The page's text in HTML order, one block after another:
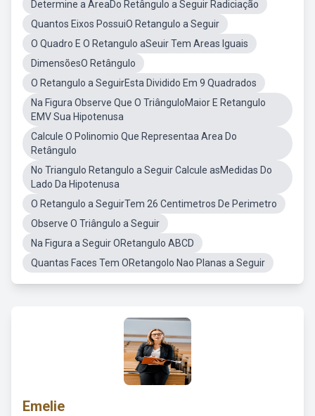
Determine a ÁreaDo Retângulo a Seguir Radiciação
Quantos Eixos PossuiO Retangulo a Seguir
O Quadro E O Retangulo aSeuir Tem Areas Iguais
DimensõesO Retângulo
O Retangulo a SeguirEsta Dividido Em 9 Quadrados
Na Figura Observe Que O TriânguloMaior E Retangulo
EMV Sua Hipotenusa
Calcule O Polinomio Que Representaa Area Do
Retângulo
No Triangulo Retangulo a Seguir Calcule asMedidas Do
Lado Da Hipotenusa
O Retangulo a SeguirTem 26 Centimetros De Perimetro
Observe O Triângulo a Seguir
Na Figura a Seguir ORetangulo ABCD
Quantas Faces Tem ORetangolo Nao Planas a Seguir
Emelie